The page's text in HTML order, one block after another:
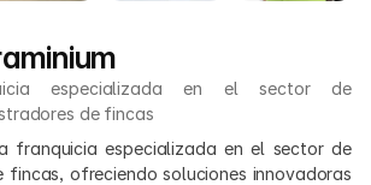
especializada en el sector de
de fincas
franquicia especializada en el sector de
fincas, ofreciendo soluciones innovadoras